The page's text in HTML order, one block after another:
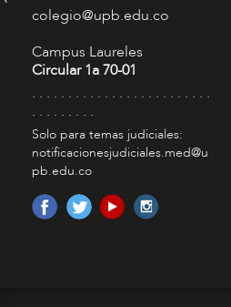
colegio@upb.edu.co
Campus Laureles
Circular 1a 70-01
. . . . . . . . . . . . . . . . . . . . . . . . .
. . . . . . . . .
Solo para temas judiciales:
notificacionesjudiciales.med@u
pb.edu.co